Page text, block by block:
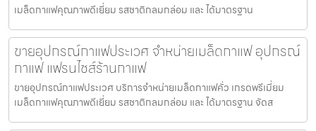
เมล็ดกาแฟคุณภาพดีเยี่ยม รสชาติกลมกล่อม และ ได้มาตรฐาน
ขายอุปกรณ์กาแฟประเวศ จำหน่ายเมล็ดกาแฟ อุปกรณ์
กาแฟ แฟรนไชส์ร้านกาแฟ
ขายอุปกรณ์กาแฟประเวศ บริการจำหน่ายเมล็ดกาแฟคั่ว เกรดพรีเมี่ยม
เมล็ดกาแฟคุณภาพดีเยี่ยม รสชาติกลมกล่อม และ ได้มาตรฐาน จัดส